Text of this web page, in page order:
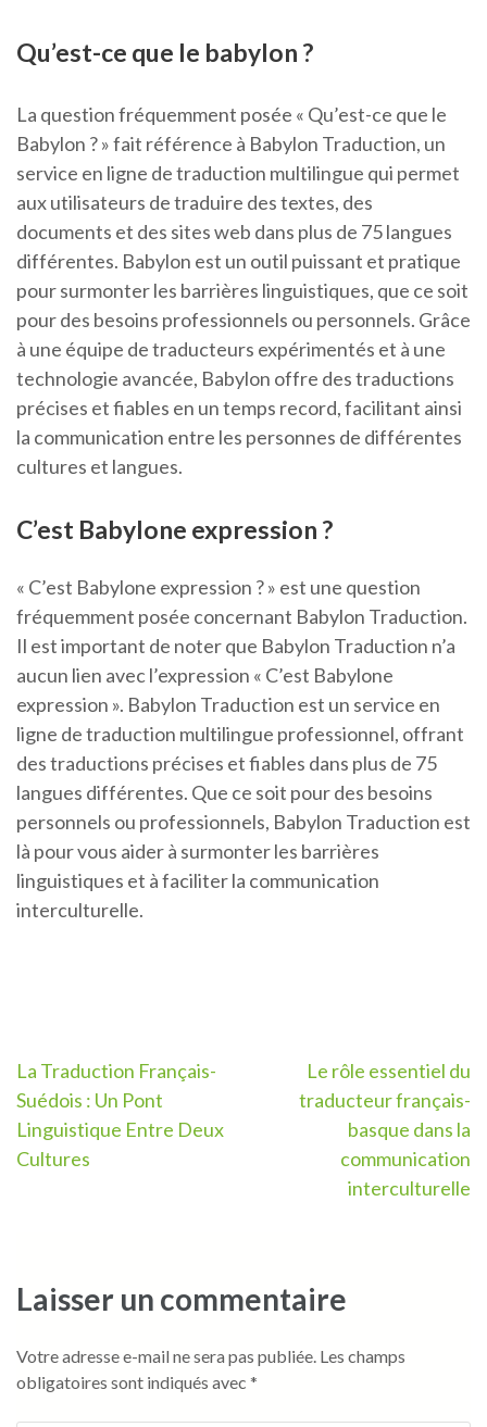
Qu’est-ce que le babylon ?
La question fréquemment posée « Qu’est-ce que le
Babylon ? » fait référence à Babylon Traduction, un
service en ligne de traduction multilingue qui permet
aux utilisateurs de traduire des textes, des
documents et des sites web dans plus de 75 langues
différentes. Babylon est un outil puissant et pratique
pour surmonter les barrières linguistiques, que ce soit
pour des besoins professionnels ou personnels. Grâce
à une équipe de traducteurs expérimentés et à une
technologie avancée, Babylon offre des traductions
précises et fiables en un temps record, facilitant ainsi
la communication entre les personnes de différentes
cultures et langues.
C’est Babylone expression ?
« C’est Babylone expression ? » est une question
fréquemment posée concernant Babylon Traduction.
Il est important de noter que Babylon Traduction n’a
aucun lien avec l’expression « C’est Babylone
expression ». Babylon Traduction est un service en
ligne de traduction multilingue professionnel, offrant
des traductions précises et fiables dans plus de 75
langues différentes. Que ce soit pour des besoins
personnels ou professionnels, Babylon Traduction est
là pour vous aider à surmonter les barrières
linguistiques et à faciliter la communication
interculturelle.
Navigation
de
l’article
La Traduction Français-
Suédois : Un Pont
Linguistique Entre Deux
Cultures
Le rôle essentiel du
traducteur français-
basque dans la
communication
interculturelle
Laisser un commentaire
Votre adresse e-mail ne sera pas publiée. Les champs
obligatoires sont indiqués avec *